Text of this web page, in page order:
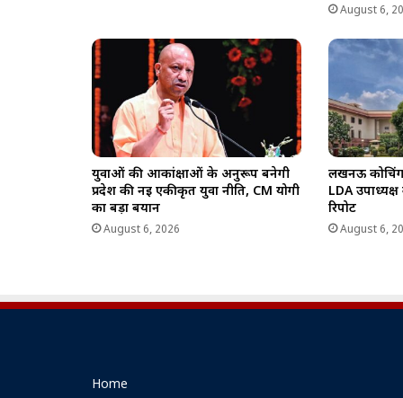
August 6,
युवाओं की आकांक्षाओं के अनुरूप बनेगी
प्रदेश की नई एकीकृत युवा नीति, CM योगी
का बड़ा बयान
August 6, 2026
लखनऊ कोचिंग
LDA
रिपोर्ट
August 6,
Home